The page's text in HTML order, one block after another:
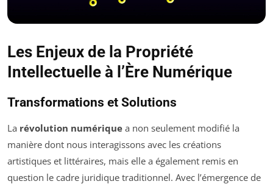
Les Enjeux de la Propriété
Intellectuelle à l’Ère Numérique
Transformations et Solutions
La révolution numérique a non seulement modifié la
manière dont nous interagissons avec les créations
artistiques et littéraires, mais elle a également remis en
question le cadre juridique traditionnel. Avec l’émergence de